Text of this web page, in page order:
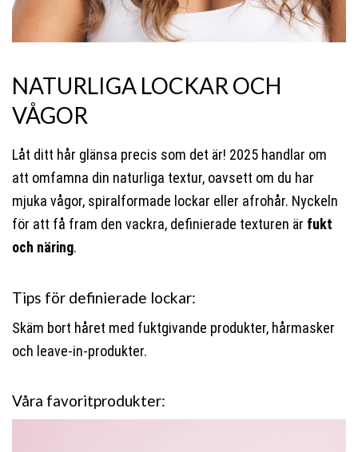
NATURLIGA LOCKAR OCH
VÅGOR
Låt ditt hår glänsa precis som det är! 2025 handlar om
att omfamna din naturliga textur, oavsett om du har
mjuka vågor, spiralformade lockar eller afrohår. Nyckeln
för att få fram den vackra, definierade texturen är fukt
och näring.
Tips för definierade lockar:
Skäm bort håret med fuktgivande produkter, hårmasker
och leave-in-produkter.
Våra favoritprodukter: